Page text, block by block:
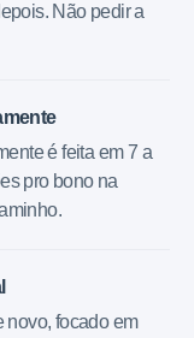
Não pedir a
é feita em 7 a
pro bono na
novo, focado em